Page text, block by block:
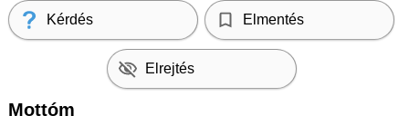
Kérdés Elmentés
Elrejtés
Mottóm